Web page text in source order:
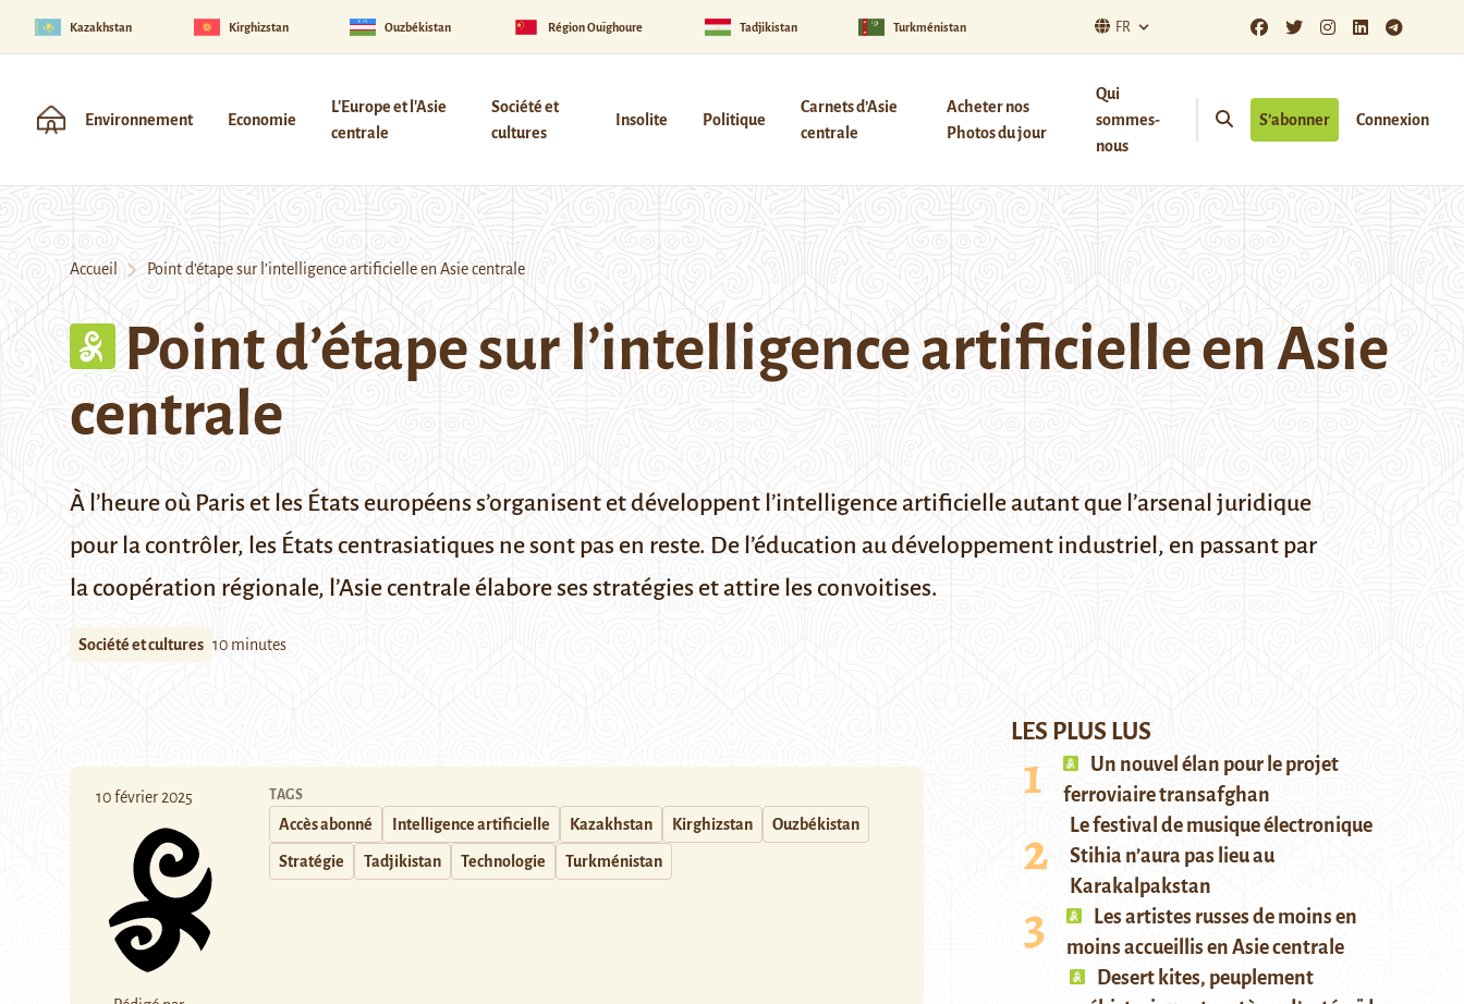
Kazakhstan Kirghizstan Ouzbékistan Région Ouïghoure Tadjikistan Turkménistan FR
Environnement Economie
L'Europe et l'Asie
centrale
Société et
cultures
Insolite Politique
Carnets d’Asie
centrale
Acheter nos
Photos du jour
Qui
sommes-
nous
S’abonner Connexion
Accueil Point d’étape sur l’intelligence artificielle en Asie centrale
Point d’étape sur l’intelligence artificielle en Asie
centrale
À l’heure où Paris et les États européens s’organisent et développent l’intelligence artificielle autant que l’arsenal juridique
pour la contrôler, les États centrasiatiques ne sont pas en reste. De l’éducation au développement industriel, en passant par
la coopération régionale, l’Asie centrale élabore ses stratégies et attire les convoitises.
Société et cultures 10 minutes
10 février 2025 TAGS
Accès abonné Intelligence artificielle Kazakhstan Kirghizstan Ouzbékistan
Stratégie Tadjikistan Technologie Turkménistan
LES PLUS LUS
Un nouvel élan pour le projet
ferroviaire transafghan
Le festival de musique électronique
Stihia n’aura pas lieu au
Karakalpakstan
Les artistes russes de moins en
moins accueillis en Asie centrale
Desert kites, peuplement